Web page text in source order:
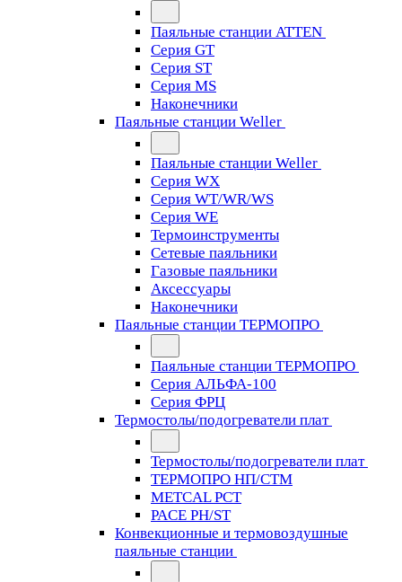
Паяльные станции ATTEN
Серия GT
Серия ST
Серия MS
Наконечники
Паяльные станции Weller
Паяльные станции Weller
Серия WX
Серия WT/WR/WS
Серия WE
Термоинструменты
Сетевые паяльники
Газовые паяльники
Аксессуары
Наконечники
Паяльные станции ТЕРМОПРО
Паяльные станции ТЕРМОПРО
Серия АЛЬФА-100
Серия ФРЦ
Термостолы/подогреватели плат
Термостолы/подогреватели плат
ТЕРМОПРО НП/СТМ
METCAL PCT
PACE PH/ST
Конвекционные и термовоздушные
паяльные станции